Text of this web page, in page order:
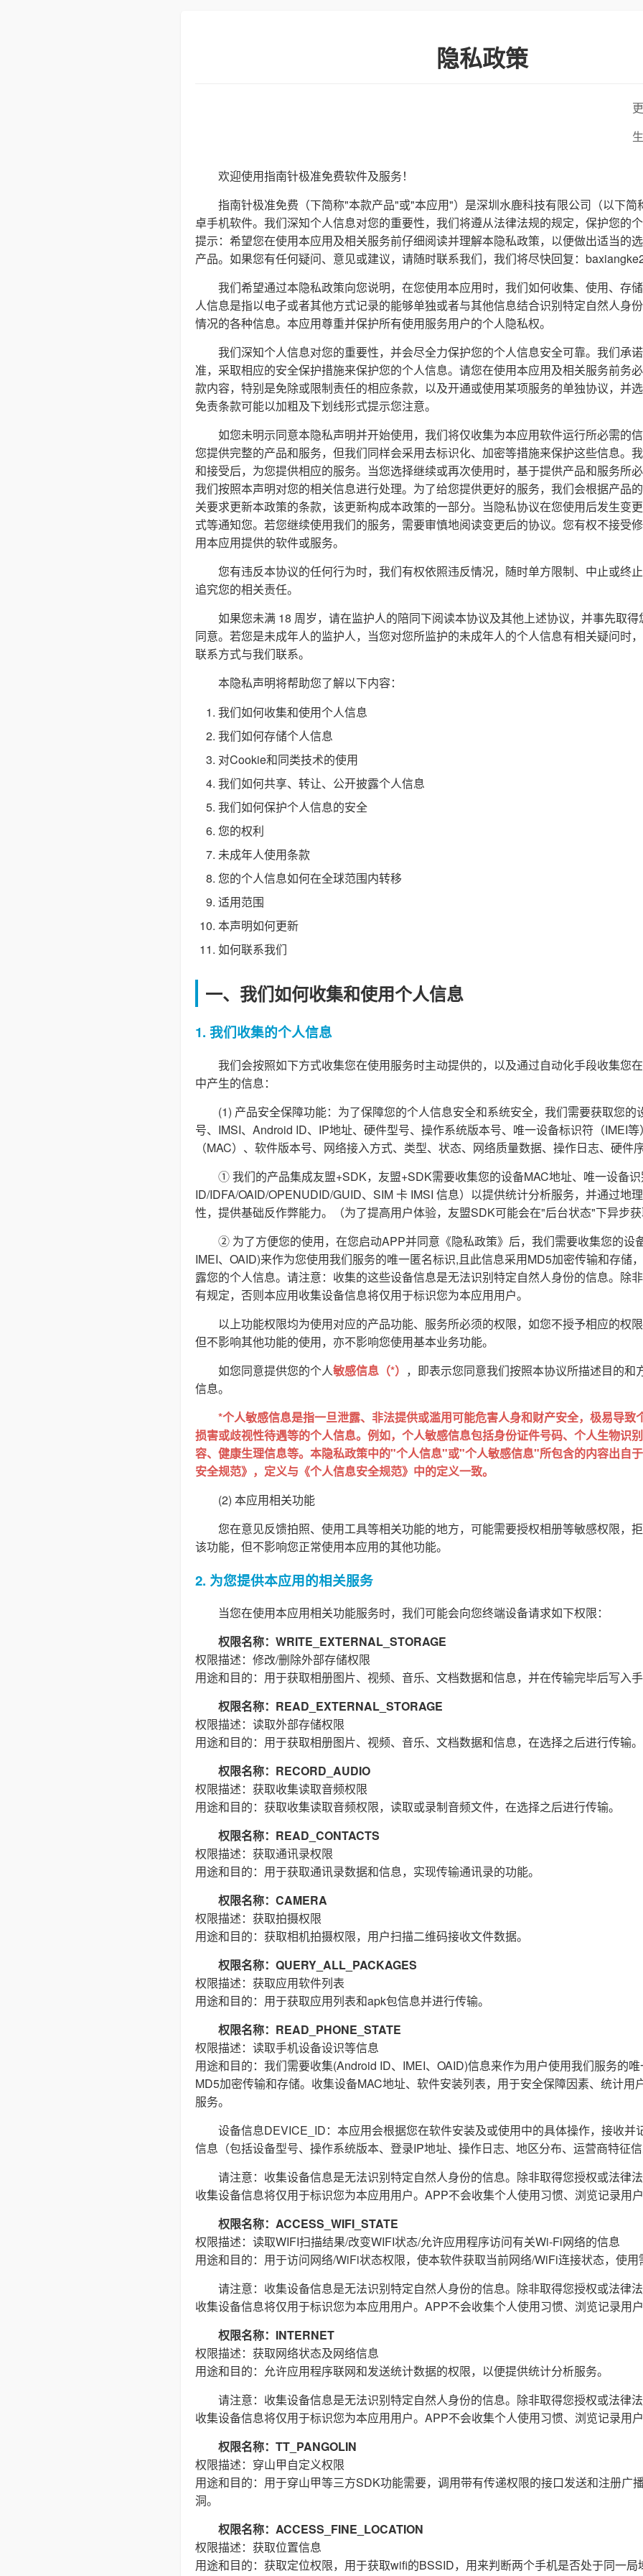
隐私政策
欢迎使用指南针极准免费软件及服务！
指南针极准免费（下简称"本款产品"或"本应用"）是深圳水鹿科技有限公司（以下
卓手机软件。我们深知个人信息对您的重要性，我们将遵从法律法规的规定，保护您的
提示：希望您在使用本应用及相关服务前仔细阅读并理解本隐私政策，以便做出适当的
产品。如果您有任何疑问、意见或建议，请随时联系我们，我们将尽快回复：
我们希望通过本隐私政策向您说明，在您使用本应用时，我们如何收集、使用、存
人信息是指以电子或者其他方式记录的能够单独或者与其他信息结合识别特定自然人身
情况的各种信息。本应用尊重并保护所有使用服务用户的个人隐私权。
我们深知个人信息对您的重要性，并会尽全力保护您的个人信息安全可靠。我们承
准，采取相应的安全保护措施来保护您的个人信息。请您在使用本应用及相关服务前务
款内容，特别是免除或限制责任的相应条款，以及开通或使用某项服务的单独协议，并
免责条款可能以加粗及下划线形式提示您注意。
如您未明示同意本隐私声明并开始使用，我们将仅收集为本应用软件运行所必需的
您提供完整的产品和服务，但我们同样会采用去标识化、加密等措施来保护这些信息。
和接受后，为您提供相应的服务。当您选择继续或再次使用时，基于提供产品和服务所
我们按照本声明对您的相关信息进行处理。为了给您提供更好的服务，我们会根据产品
关要求更新本政策的条款，该更新构成本政策的一部分。当隐私协议在您使用后发生变
式等通知您。若您继续使用我们的服务，需要审慎地阅读变更后的协议。您有权不接受
用本应用提供的软件或服务。
您有违反本协议的任何行为时，我们有权依照违反情况，随时单方限制、中止或终
追究您的相关责任。
如果您未满 18 周岁，请在监护人的陪同下阅读本协议及其他上述协议，并事先取
同意。若您是未成年人的监护人，当您对您所监护的未成年人的个人信息有相关疑问时
联系方式与我们联系。
本隐私声明将帮助您了解以下内容：
我们如何收集和使用个人信息
我们如何存储个人信息
对Cookie和同类技术的使用
我们如何共享、转让、公开披露个人信息
我们如何保护个人信息的安全
您的权利
未成年人使用条款
您的个人信息如何在全球范围内转移
适用范围
本声明如何更新
如何联系我们
一、我们如何收集和使用个人信息
1. 我们收集的个人信息
我们会按照如下方式收集您在使用服务时主动提供的，以及通过自动化手段收集您
中产生的信息：
(1) 产品安全保障功能：为了保障您的个人信息安全和系统安全，我们需要获取您的
号、IMSI、Android ID、IP地址、硬件型号、操作系统版本号、唯一设备标识符（IMEI
（MAC）、软件版本号、网络接入方式、类型、状态、网络质量数据、操作日志、硬件
① 我们的产品集成友盟+SDK，友盟+SDK需要收集您的设备MAC地址、唯一设备
ID/IDFA/OAID/OPENUDID/GUID、SIM 卡 IMSI 信息）以提供统计分析服务，并通过地
性，提供基础反作弊能力。（为了提高用户体验，友盟SDK可能会在"后台状态"下异步
② 为了方便您的使用，在您启动APP并同意《隐私政策》后，我们需要收集您的设
IMEI、OAID)来作为您使用我们服务的唯一匿名标识,且此信息采用MD5加密传输和存储
露您的个人信息。请注意：收集的这些设备信息是无法识别特定自然人身份的信息。除
有规定，否则本应用收集设备信息将仅用于标识您为本应用用户。
以上功能权限均为使用对应的产品功能、服务所必须的权限，如您不授予相应的权
但不影响其他功能的使用，亦不影响您使用基本业务功能。
如您同意提供您的个人敏感信息（*） ，即表示您同意我们按照本协议所描述目的和
信息。
*个人敏感信息是指一旦泄露、非法提供或滥用可能危害人身和财产安全，极易导致
损害或歧视性待遇等的个人信息。例如，个人敏感信息包括身份证件号码、个人生物识
容、健康生理信息等。本隐私政策中的"个人信息"或"个人敏感信息"所包含的内容出自
安全规范》，定义与《个人信息安全规范》中的定义一致。
(2) 本应用相关功能
您在意见反馈拍照、使用工具等相关功能的地方，可能需要授权相册等敏感权限，
该功能，但不影响您正常使用本应用的其他功能。
2. 为您提供本应用的相关服务
当您在使用本应用相关功能服务时，我们可能会向您终端设备请求如下权限：
权限名称：WRITE_EXTERNAL_STORAGE
权限描述：修改/删除外部存储权限
用途和目的：用于获取相册图片、视频、音乐、文档数据和信息，并在传输完毕后写入
权限名称：READ_EXTERNAL_STORAGE
权限描述：读取外部存储权限
用途和目的：用于获取相册图片、视频、音乐、文档数据和信息，在选择之后进行传输。
权限名称：RECORD_AUDIO
权限描述：获取收集读取音频权限
用途和目的：获取收集读取音频权限，读取或录制音频文件，在选择之后进行传输。
权限名称：READ_CONTACTS
权限描述：获取通讯录权限
用途和目的：用于获取通讯录数据和信息，实现传输通讯录的功能。
权限名称：CAMERA
权限描述：获取拍摄权限
用途和目的：获取相机拍摄权限，用户扫描二维码接收文件数据。
权限名称：QUERY_ALL_PACKAGES
权限描述：获取应用软件列表
用途和目的：用于获取应用列表和apk包信息并进行传输。
权限名称：READ_PHONE_STATE
权限描述：读取手机设备设识等信息
用途和目的：我们需要收集(Android ID、IMEI、OAID)信息来作为用户使用我们服务的
MD5加密传输和存储。收集设备MAC地址、软件安装列表，用于安全保障因素、统计用
服务。
设备信息DEVICE_ID：本应用会根据您在软件安装及或使用中的具体操作，接收并
信息（包括设备型号、操作系统版本、登录IP地址、操作日志、地区分布、运营商特征
请注意：收集设备信息是无法识别特定自然人身份的信息。除非取得您授权或法律
收集设备信息将仅用于标识您为本应用用户。APP不会收集个人使用习惯、浏览记录用
权限名称：ACCESS_WIFI_STATE
权限描述：读取WIFI扫描结果/改变WIFI状态/允许应用程序访问有关Wi-Fi网络的信息
用途和目的：用于访问网络/WiFi状态权限，使本软件获取当前网络/WiFi连接状态，使
请注意：收集设备信息是无法识别特定自然人身份的信息。除非取得您授权或法律
收集设备信息将仅用于标识您为本应用用户。APP不会收集个人使用习惯、浏览记录用
权限名称：INTERNET
权限描述：获取网络状态及网络信息
用途和目的：允许应用程序联网和发送统计数据的权限，以便提供统计分析服务。
请注意：收集设备信息是无法识别特定自然人身份的信息。除非取得您授权或法律
收集设备信息将仅用于标识您为本应用用户。APP不会收集个人使用习惯、浏览记录用
权限名称：TT_PANGOLIN
权限描述：穿山甲自定义权限
用途和目的：用于穿山甲等三方SDK功能需要，调用带有传递权限的接口发送和注册广
洞。
权限名称：ACCESS_FINE_LOCATION
权限描述：获取位置信息
用途和目的：获取定位权限，用于获取wifi的BSSID，用来判断两个手机是否处于同一